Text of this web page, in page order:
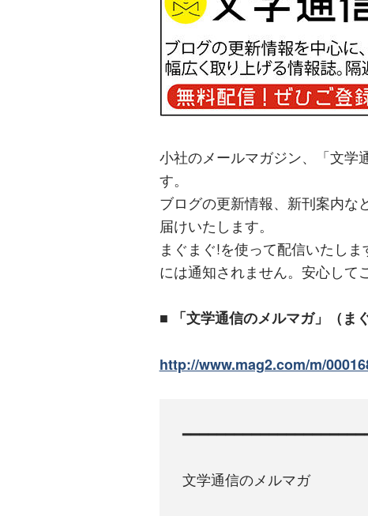
小社のメールマガジン、「文学
す。
ブログの更新情報、新刊案内な
届けいたします。
まぐまぐ!を使って配信いたし
には通知されません。安心して
■ 「文学通信のメルマガ」（
http://www.mag2.com/m/
文学通信のメルマガ